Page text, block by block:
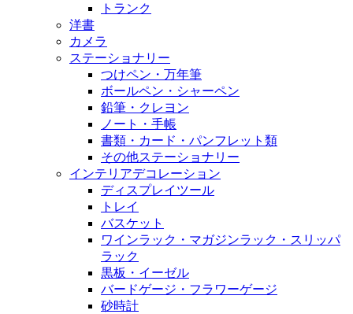
トランク
洋書
カメラ
ステーショナリー
つけペン・万年筆
ボールペン・シャーペン
鉛筆・クレヨン
ノート・手帳
書類・カード・パンフレット類
その他ステーショナリー
インテリアデコレーション
ディスプレイツール
トレイ
バスケット
ワインラック・マガジンラック・スリッパ
ラック
黒板・イーゼル
バードゲージ・フラワーゲージ
砂時計